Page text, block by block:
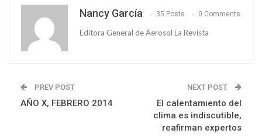
Nancy García 35 Posts 0 Comments
Editora General de Aerosol La Revista
PREV POST
AÑO X, FEBRERO 2014
NEXT POST
El calentamiento del
clima es indiscutible,
reafirman expertos